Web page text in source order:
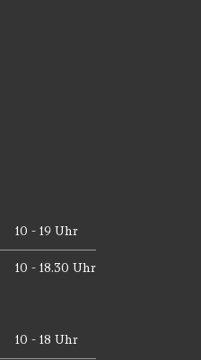
10 - 19 Uhr
10 - 18.30 Uhr
10 - 18 Uhr